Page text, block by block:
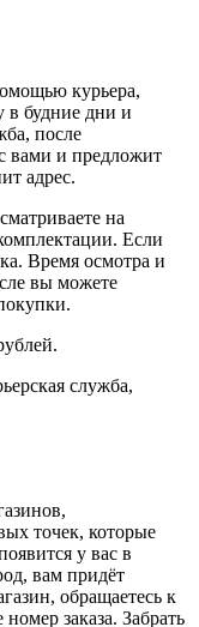
курьера,
в будние дни и
после
вами и предложит
адрес.
на
Если
Время осмотра и
вы можете
служба,
точек, которые
у вас в
вам придёт
обращаетесь к
заказа. Забрать